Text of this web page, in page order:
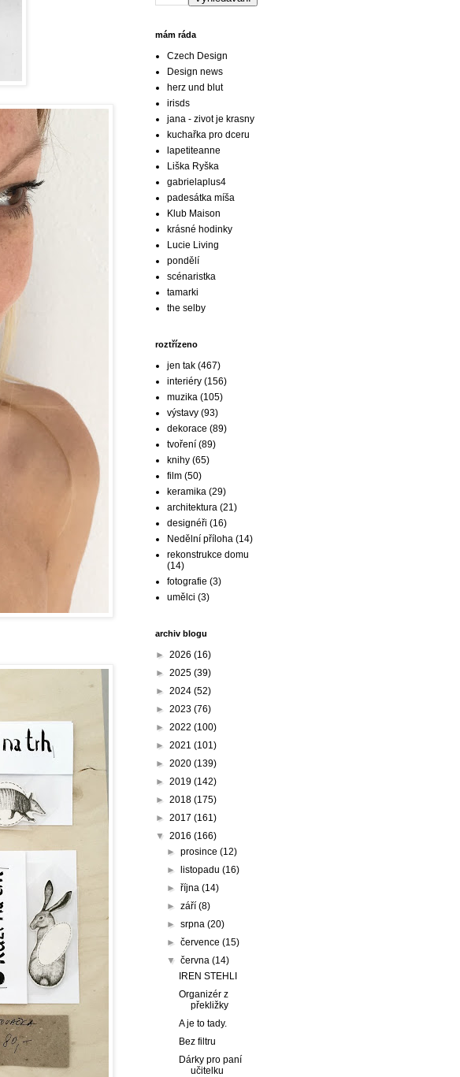
mám ráda
Czech Design
Design news
herz und blut
irisds
jana - zivot je krasny
kuchařka pro dceru
lapetiteanne
Liška Ryška
gabrielaplus4
padesátka míša
Klub Maison
krásné hodinky
Lucie Living
pondělí
scénaristka
tamarki
the selby
roztřízeno
jen tak (467)
interiéry (156)
muzika (105)
výstavy (93)
dekorace (89)
tvoření (89)
knihy (65)
film (50)
keramika (29)
architektura (21)
designéři (16)
Nedělní příloha (14)
rekonstrukce domu
(14)
fotografie (3)
umělci (3)
archiv blogu
► 2026 (16)
► 2025 (39)
► 2024 (52)
► 2023 (76)
► 2022 (100)
► 2021 (101)
► 2020 (139)
► 2019 (142)
► 2018 (175)
► 2017 (161)
▼ 2016 (166)
►prosince(12)
►
listopadu(16)
►října(14)
►září(8)
►srpna(20)
►července(15)
▼června(14)
IREN STEHLI
Organizér z
překližky
A je to tady.
Bez filtru
Dárky pro paní
učitelku